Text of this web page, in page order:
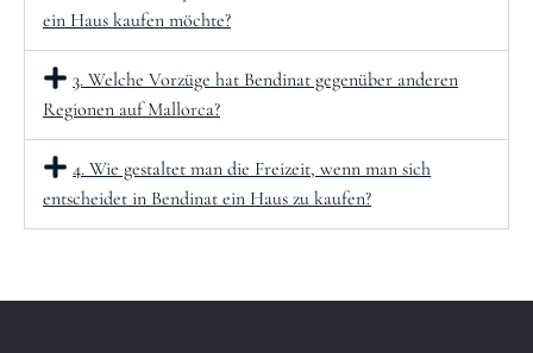
ein Haus kaufen möchte?
3. Welche Vorzüge hat Bendinat gegenüber anderen
Regionen auf Mallorca?
4. Wie gestaltet man die Freizeit, wenn man sich
entscheidet in Bendinat ein Haus zu kaufen?